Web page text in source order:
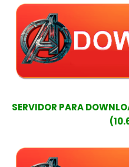
SERVIDOR PARA